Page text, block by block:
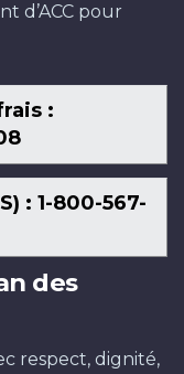
d’ACC pour
:
: 1-800-567-
des
respect, dignité,